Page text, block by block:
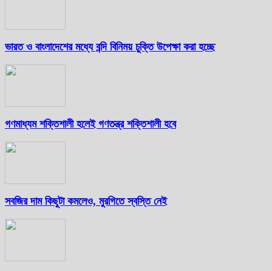
ভারত ও বাংলাদেশের মধ্যে বন্দি বিনিময় চুক্তি উপেক্ষা করা হচ্ছে
গণমাধ্যম শক্তিশালী হলেই গণতন্ত্র শক্তিশালী হবে
সবজির দাম কিছুটা কমলেও, মুরগিতে স্বস্তি নেই